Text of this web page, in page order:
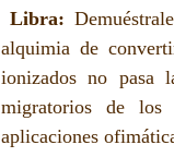
Libra:
alquimia de
ionizados no pasa
migratorios de los
aplicaciones